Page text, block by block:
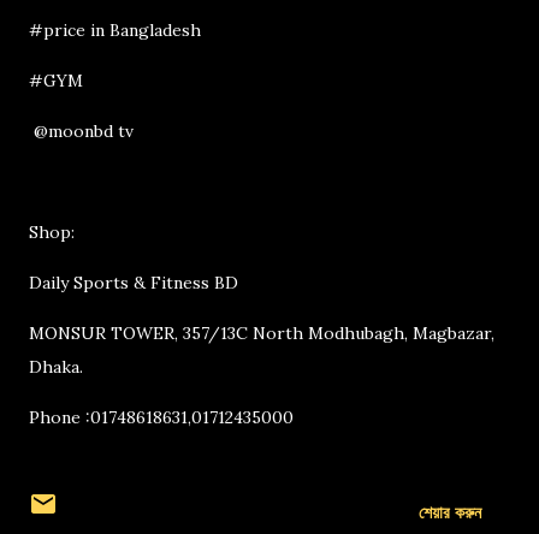
#price in Bangladesh
#GYM
@moonbd tv
Shop:
Daily Sports & Fitness BD
MONSUR TOWER, 357/13C North Modhubagh, Magbazar,
Dhaka.
Phone :01748618631,01712435000
শেয়ার করুন